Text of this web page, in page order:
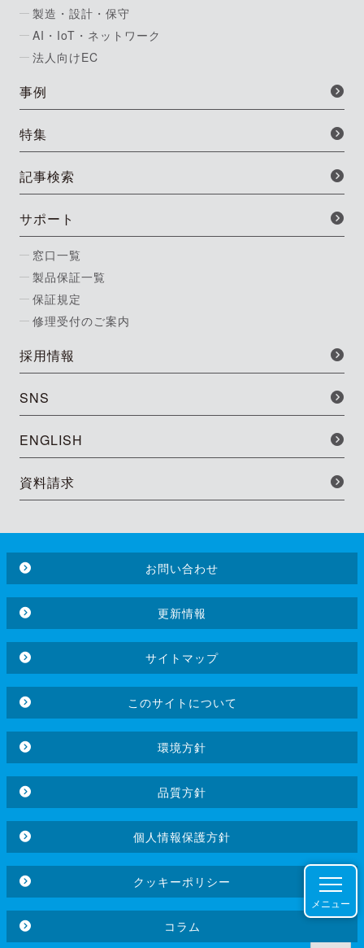
メニュー
製造・設計・保守
AI・IoT・ネットワーク
法人向けEC
事例
特集
記事検索
サポート
窓口一覧
製品保証一覧
保証規定
修理受付のご案内
採用情報
SNS
ENGLISH
資料請求
お問い合わせ
更新情報
サイトマップ
このサイトについて
環境方針
品質方針
個人情報保護方針
クッキーポリシー
コラム